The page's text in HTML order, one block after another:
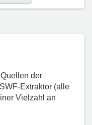
der
Extraktor (alle
Vielzahl an